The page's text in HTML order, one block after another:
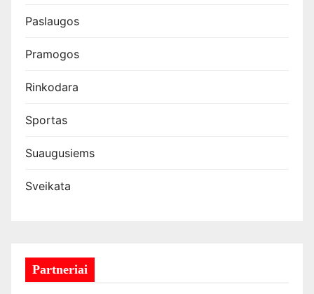
Paslaugos
Pramogos
Rinkodara
Sportas
Suaugusiems
Sveikata
Partneriai